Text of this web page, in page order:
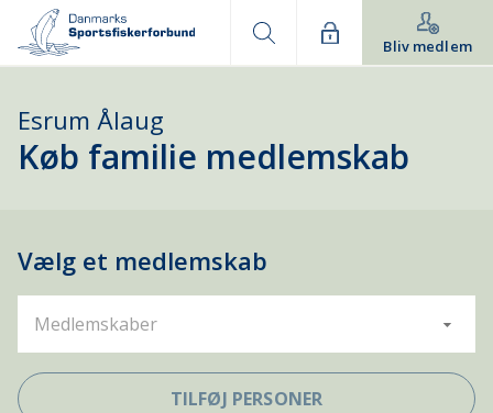
Bliv medlem
Esrum Ålaug
Køb familie medlemskab
Vælg et medlemskab
Medlemskaber
TILFØJ PERSONER